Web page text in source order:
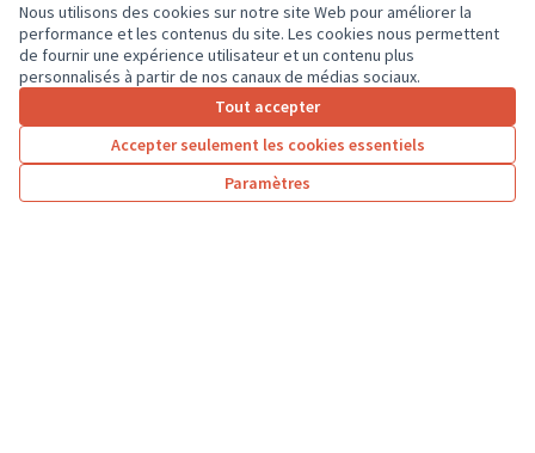
Nous utilisons des cookies sur notre site Web pour améliorer la
performance et les contenus du site. Les cookies nous permettent
de fournir une expérience utilisateur et un contenu plus
personnalisés à partir de nos canaux de médias sociaux.
Tout accepter
Accepter seulement les cookies essentiels
Paramètres